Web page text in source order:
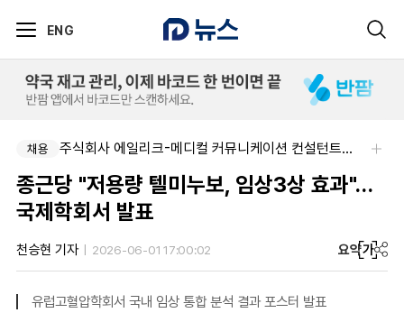
ENG
채용 주식회사 에일리크-메디컬 커뮤니케이션 컨설턴트(Associate) / 메디컬라이터 채용
종근당 "저용량 텔미누보, 임상3상 효과"…
국제학회서 발표
천승현 기자 2026-06-01 17:00:02 요약가
유럽고혈압학회서 국내 임상 통합 분석 결과 포스터 발표